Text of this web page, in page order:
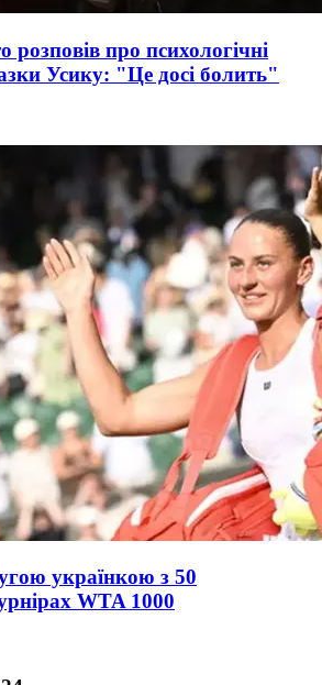
розповів про психологічні
Усику: "Це досі болить"
українкою з 50
WTA 1000